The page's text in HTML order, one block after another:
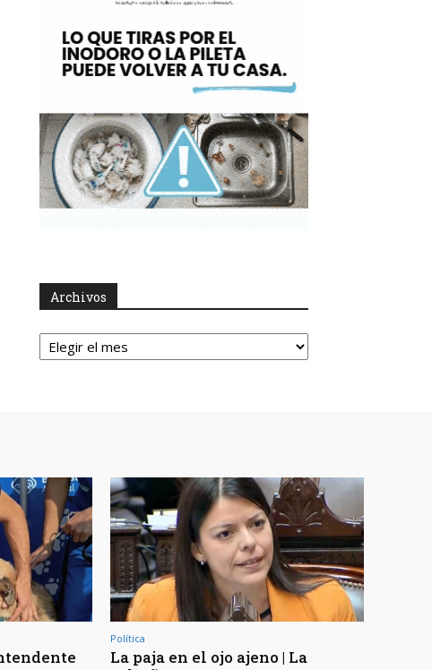
Archivos
Archivos
Política
La paja en el ojo ajeno | La